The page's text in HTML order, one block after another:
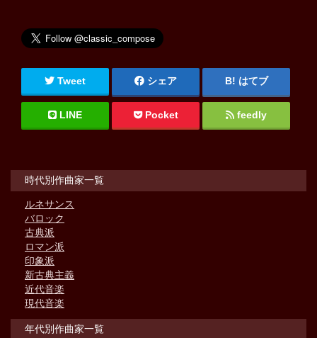
Tweet シェア はてブ
LINE Pocket feedly
時代別作曲家一覧
ルネサンス
バロック
古典派
ロマン派
印象派
新古典主義
近代音楽
現代音楽
年代別作曲家一覧